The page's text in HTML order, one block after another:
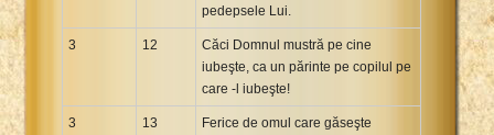
pedepsele Lui.
3 12
Căci Domnul mustră pe cine
iubeşte, ca un părinte pe copilul pe
care -l iubeşte!
3 13
Ferice de omul care găseşte